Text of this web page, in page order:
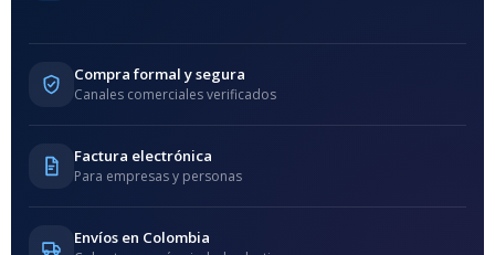
Compra formal y segura
Canales comerciales verificados
Factura electrónica
Para empresas y personas
Envíos en Colombia